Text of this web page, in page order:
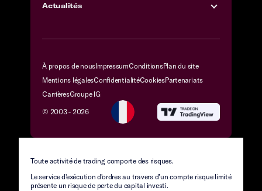
Actualités
À propos de nousImpressumConditionsPlan du site
Mentions légalesConfidentialitéCookiesPartenariats
CarrièresGroupe IG
© 2003 - 2026
Toute activité de trading comporte des risques.
Le service d'exécution d'ordres au travers d’un compte risque limité
présente un risque de perte du capital investi.